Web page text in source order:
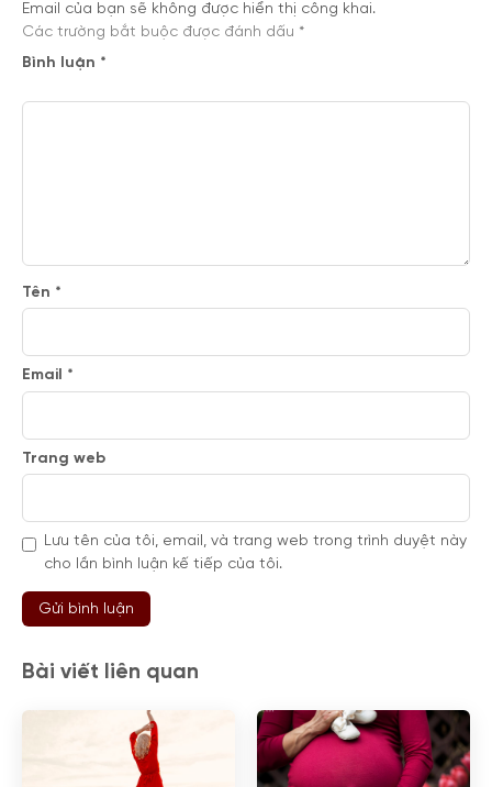
Email của bạn sẽ không được hiển thị công khai.
Các trường bắt buộc được đánh dấu *
Bình luận *
Tên *
Email *
Trang web
Lưu tên của tôi, email, và trang web trong trình duyệt này
cho lần bình luận kế tiếp của tôi.
Bài viết liên quan